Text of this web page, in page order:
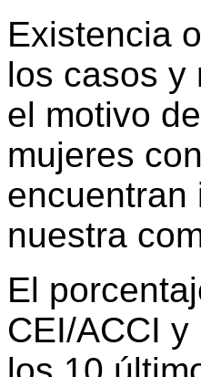
Existencia
los casos y
el motivo
mujeres
encuentran
nuestra
El
CEI/ACCI